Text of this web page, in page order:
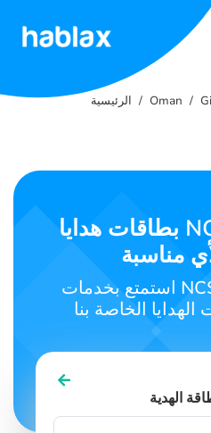
اتصل
SIGN IN
الرئيسية Oman
بطاقات هدايا NCSOFT - هدية
مناسبة
استمتع بخدمات NCSOFT الرائعة في
الخاصة بنا
الهدية